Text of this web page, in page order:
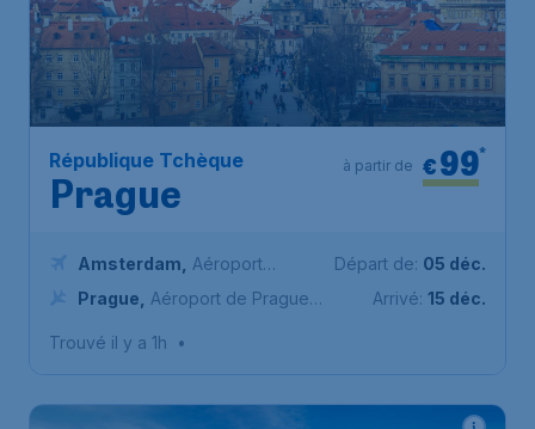
République Tchèque
Prague
€99*
à partir de
Amsterdam
Aéroport
Schiphol (Amsterdam)
Prague
Aéroport de Prague-
Départ de: 05 déc.
Arrivé: 15 déc.
Trouvé il y a 1h •